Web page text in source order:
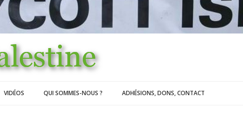
VIDÉOS QUI SOMMES-NOUS ? ADHÉSIONS, DONS, CONTACT